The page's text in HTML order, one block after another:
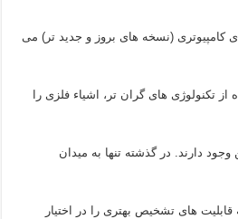
کامپیوتری (نسخه های بروز و جدید تر) می
از تکنولوژی های گران تر، اشیاء فلزی را
وجود دارند. در گذشته تنها به میدان
قابلیت های تشخیص بهتری را در اختیار